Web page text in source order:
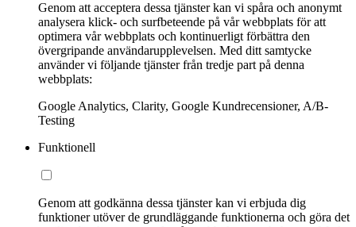
Genom att acceptera dessa tjänster kan vi spåra och anonymt
analysera klick- och surfbeteende på vår webbplats för att
optimera vår webbplats och kontinuerligt förbättra den
övergripande användarupplevelsen. Med ditt samtycke
använder vi följande tjänster från tredje part på denna
webbplats:
Google Analytics, Clarity, Google Kundrecensioner, A/B-
Testing
Funktionell
Genom att godkänna dessa tjänster kan vi erbjuda dig
funktioner utöver de grundläggande funktionerna och göra det